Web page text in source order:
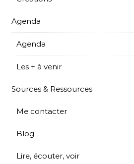
Agenda
Agenda
Les + à venir
Sources & Ressources
Me contacter
Blog
Lire, écouter, voir